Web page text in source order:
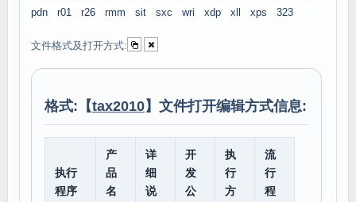
pdn
r01 r26 rmm sit sxc wri xdp xll xps 323
文件格式及打开方式:
格式:【tax2010】文件打开编辑方式信息:
执行
程序
产
品
名
详
细
说
开
发
公
执
行
方
流
行
程